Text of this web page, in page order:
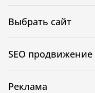
Выбрать сайт
SEO продвижение
Реклама